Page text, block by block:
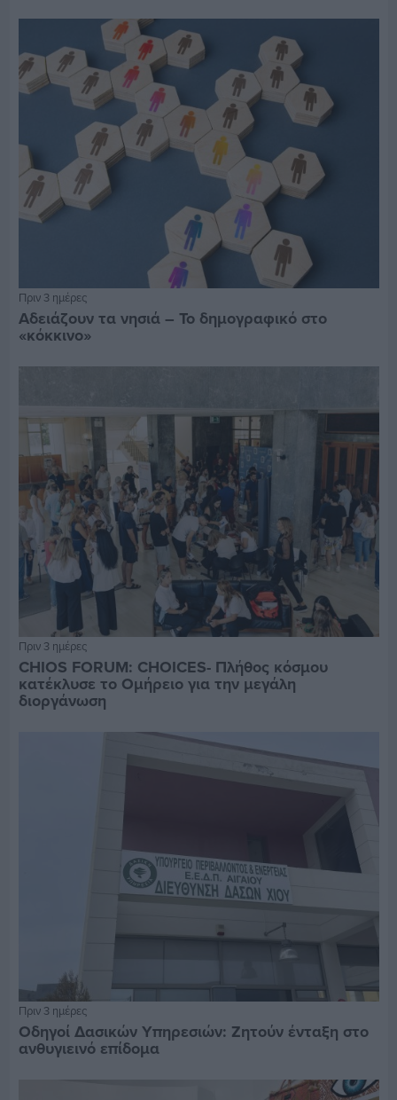
Πριν 3 ημέρες
Αδειάζουν τα νησιά – Το δημογραφικό στο
«κόκκινο»
Πριν 3 ημέρες
CHIOS FORUM: CHOICES- Πλήθος κόσμου
κατέκλυσε το Ομήρειο για την μεγάλη
διοργάνωση
Πριν 3 ημέρες
Οδηγοί Δασικών Υπηρεσιών: Ζητούν ένταξη στο
ανθυγιεινό επίδομα